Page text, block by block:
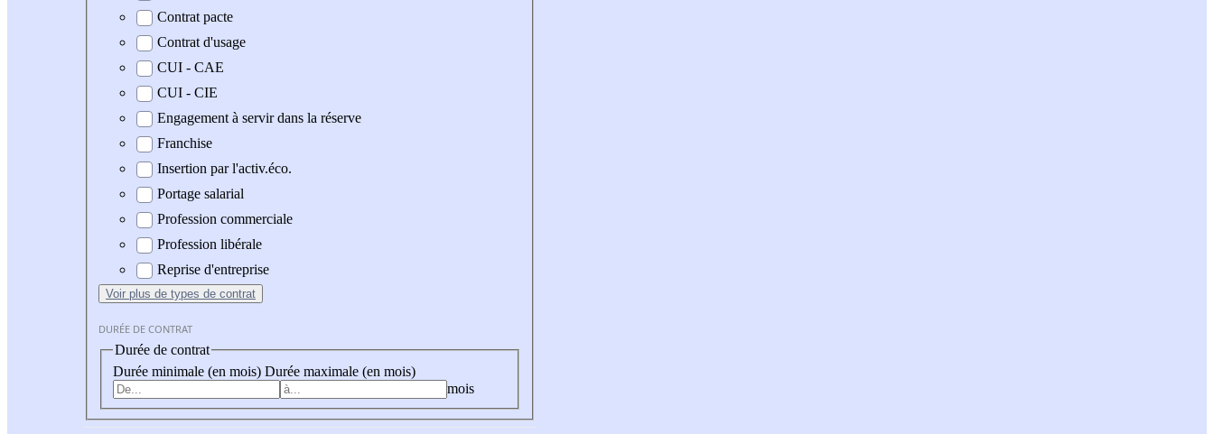
Contrat pacte
Contrat d'usage
CUI - CAE
CUI - CIE
Engagement à servir dans la réserve
Franchise
Insertion par l'activ.éco.
Portage salarial
Profession commerciale
Profession libérale
Reprise d'entreprise
Voir plus de types de contrat
DURÉE DE CONTRAT
Durée de contrat
Durée minimale (en mois) Durée maximale (en mois)
mois